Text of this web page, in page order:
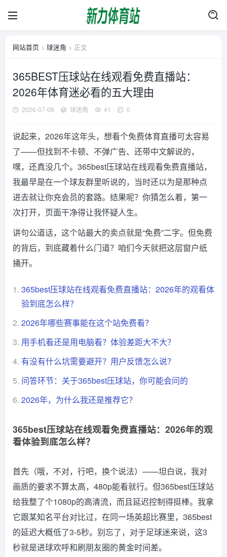
网站首页 > 球迷角 > 正文
365BEST压球站在线观看免费直播站：
2026年体育迷必看的五大理由
2026-07-08 球迷角 41 0
说起来，2026年这年头，想看个免费体育直播可太容易
了——但找到不卡顿、不弹广告、还带中文解说的，
嘿，还真没几个。365best压球站在线观看免费直播站，
我最早是在一个球友群里听说的，当时还以为是那种点
进去就让你充会员的套路。结果呢？你猜怎么着，第一
次打开，页面干净得让我怀疑人生。
讲句公道话，这个站最大的卖点就是“免费”二字。但免费
的背后，到底藏着什么门道？咱们今天就把这层窗户纸
捅开。
1. 365best压球站在线观看免费直播站：2026年的观看体
验到底怎么样？
2. 2026年哪些赛事能在这个站免费看？
3. 用手机看还是用电脑看？体验差距大不大？
4. 有没有什么坑需要避开？用户反馈怎么说？
5. 问答环节：关于365best压球站，你可能会问的
6. 2026年，为什么我还是推荐它？
365best压球站在线观看免费直播站：2026年的观
看体验到底怎么样？
首先（哦，不对，行吧，换个说法）——坦白说，我对
画质的要求不算太高，480p能看就行。但365best压球站
给我整了个1080p的高清流，而且延迟控制得挺棒。我拿
它跟某知名平台对比过，在同一场英超比赛里，365best
的延迟大概低了3-5秒。别忘了，对于足球迷来说，这3
秒就是进球欢呼和刷朋友圈的黄金时间差。